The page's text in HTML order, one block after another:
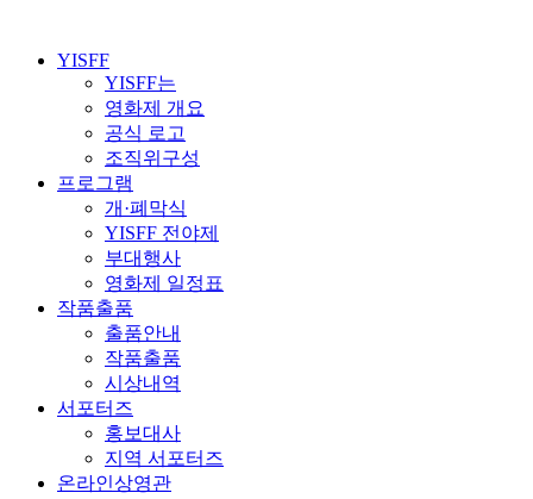
YISFF
YISFF는
영화제 개요
공식 로고
조직위구성
프로그램
개·폐막식
YISFF 전야제
부대행사
영화제 일정표
작품출품
출품안내
작품출품
시상내역
서포터즈
홍보대사
지역 서포터즈
온라인상영관